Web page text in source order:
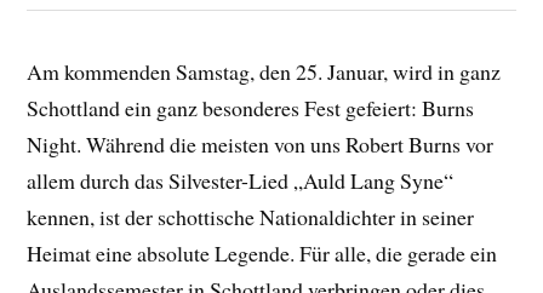
Am kommenden Samstag, den 25. Januar, wird in ganz
Schottland ein ganz besonderes Fest gefeiert: Burns
Night. Während die meisten von uns Robert Burns vor
allem durch das Silvester-Lied „Auld Lang Syne“
kennen, ist der schottische Nationaldichter in seiner
Heimat eine absolute Legende. Für alle, die gerade ein